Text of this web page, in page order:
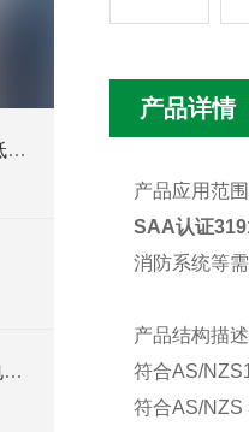
PUR聚氨酯电缆具有较强的抗低温性能
看完本篇你就知道什么是澳标电缆了
产品详情
产品应用范
SAA认证
消防系统等
产品结构描
符合AS/
符合AS/NZS